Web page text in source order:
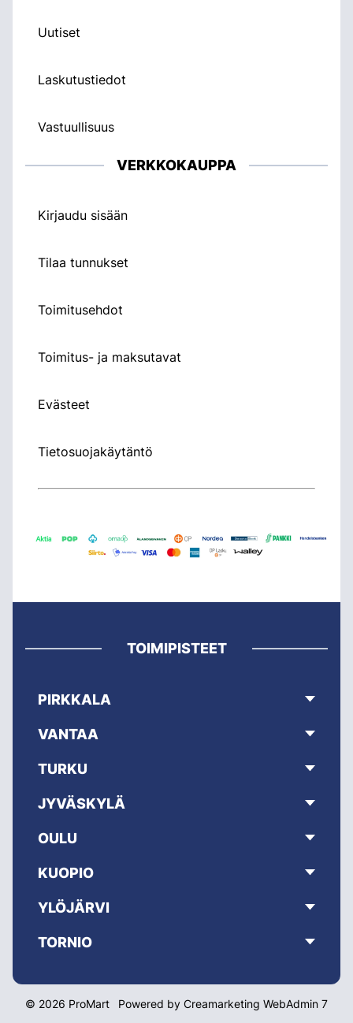
Uutiset
Laskutustiedot
Vastuullisuus
VERKKOKAUPPA
Kirjaudu sisään
Tilaa tunnukset
Toimitusehdot
Toimitus- ja maksutavat
Evästeet
Tietosuojakäytäntö
TOIMIPISTEET
PIRKKALA
VANTAA
TURKU
JYVÄSKYLÄ
OULU
KUOPIO
YLÖJÄRVI
TORNIO
© 2026 ProMart Powered by Creamarketing WebAdmin 7